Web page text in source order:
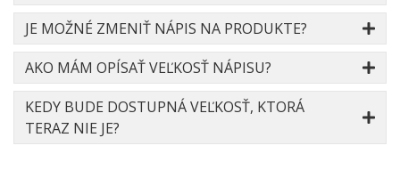
JE MOŽNÉ ZMENIŤ NÁPIS NA PRODUKTE?
AKO MÁM OPÍSAŤ VEĽKOSŤ NÁPISU?
KEDY BUDE DOSTUPNÁ VEĽKOSŤ, KTORÁ
TERAZ NIE JE?